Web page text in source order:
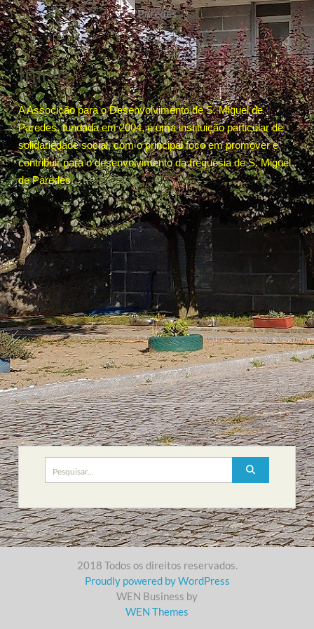
Paredes
Início
A Associção para o Desenvolvimento de S. Miguel de
Paredes, fundada em 2004, é uma instituição particular de
solidariedade social, com o principal foco em promover e
contribuir para o desenvolvimento da freguesia de S. Miguel
de Paredes.
for:
2018 Todos os direitos reservados.
Proudly powered by WordPress
WEN Business by
WEN Themes